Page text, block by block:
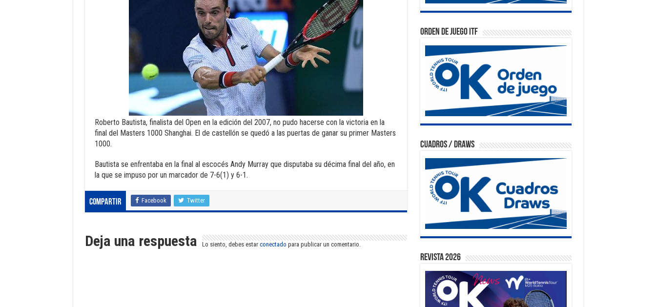
Roberto Bautista, finalista del Open en la edición del 2007, no pudo hacerse con la victoria en la
final del Masters 1000 Shanghai. El de castellón se quedó a las puertas de ganar su primer Masters
1000.
Bautista se enfrentaba en la final al escocés Andy Murray que disputaba su décima final del año, en
la que se impuso por un marcador de 7-6(1) y 6-1.
Compartir Facebook Twitter
Deja una respuesta Lo siento, debes estar conectado para publicar un comentario.
Orden de Juego ITF
Cuadros / Draws
Revista 2026